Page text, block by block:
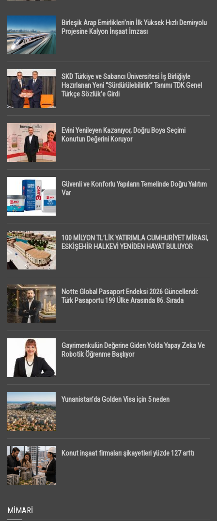
Birleşik Arap Emirlikleri’nin İlk Yüksek Hızlı Demiryolu
Projesine Kalyon İnşaat İmzası
SKD Türkiye ve Sabancı Üniversitesi İş Birliğiyle
Hazırlanan Yeni “Sürdürülebilirlik” Tanımı TDK Genel
Türkçe Sözlük’e Girdi
Evini Yenileyen Kazanıyor, Doğru Boya Seçimi
Konutun Değerini Koruyor
Güvenli ve Konforlu Yapıların Temelinde Doğru Yalıtım
Var
100 MİLYON TL’LİK YATIRIMLA CUMHURİYET MİRASI,
ESKİŞEHİR HALKEVİ YENİDEN HAYAT BULUYOR
Notte Global Pasaport Endeksi 2026 Güncellendi:
Türk Pasaportu 199 Ülke Arasında 86. Sırada
Gayrimenkulün Değerine Giden Yolda Yapay Zeka Ve
Robotik Öğrenme Başlıyor
Yunanistan’da Golden Visa için 5 neden
Konut inşaat firmaları şikayetleri yüzde 127 arttı
MIMARI